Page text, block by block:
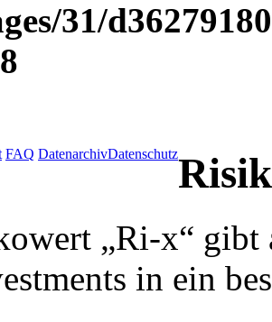
31/
FAQ DatenarchivDatenschutz
„Ri-x“ gibt
in ein